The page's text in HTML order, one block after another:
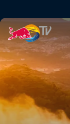
FIA